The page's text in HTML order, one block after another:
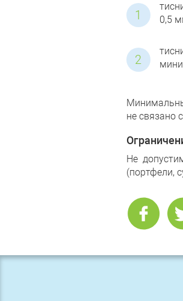
0,5
не связано
Не
(портфели,